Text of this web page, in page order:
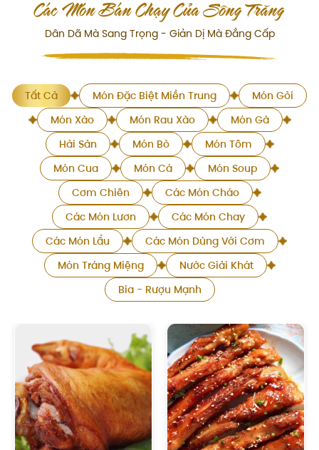
Các Món Bán Chạy Của Sông Trăng
Dân Dã Mà Sang Trọng - Giản Dị Mà Đẳng Cấp
Tất Cả Món Đặc Biệt Miền Trung
Món Gỏi
Món Xào
Món Rau Xào
Món Gà
Hải Sản
Món Bò
Món Tôm
Món Cua
Món Cá
Món Soup
Cơm Chiên
Các Món Cháo
Các Món Lươn
Các Món Chay
Các Món Lẩu
Các Món Dùng Với Cơm
Món Tráng Miệng
Nước Giải Khát
Bia - Rượu Mạnh